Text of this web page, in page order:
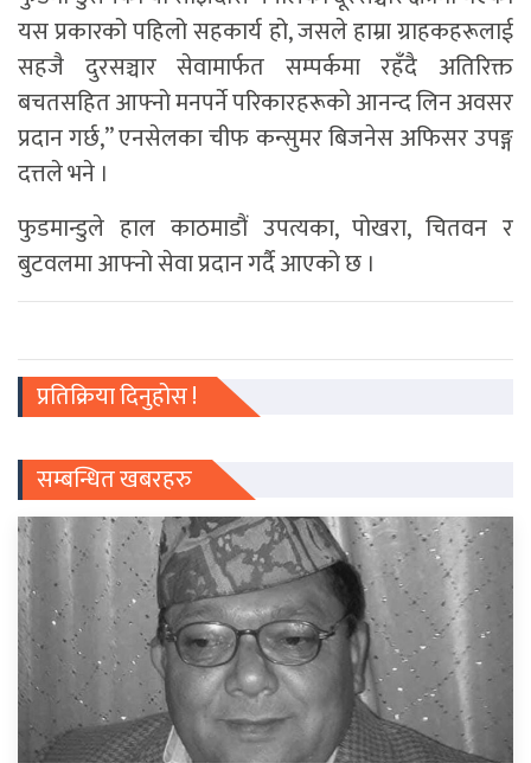
यस प्रकारको पहिलो सहकार्य हो, जसले हाम्रा ग्राहकहरूलाई
सहजै दुरसञ्चार सेवामार्फत सम्पर्कमा रहँदै अतिरिक्त
बचतसहित आफ्नो मनपर्ने परिकारहरूको आनन्द लिन अवसर
प्रदान गर्छ,” एनसेलका चीफ कन्सुमर बिजनेस अफिसर उपङ्ग
दत्तले भने ।
फुडमान्डुले हाल काठमाडौं उपत्यका, पोखरा, चितवन र
बुटवलमा आफ्नो सेवा प्रदान गर्दै आएको छ ।
प्रतिक्रिया दिनुहोस !
सम्बन्धित खबरहरु